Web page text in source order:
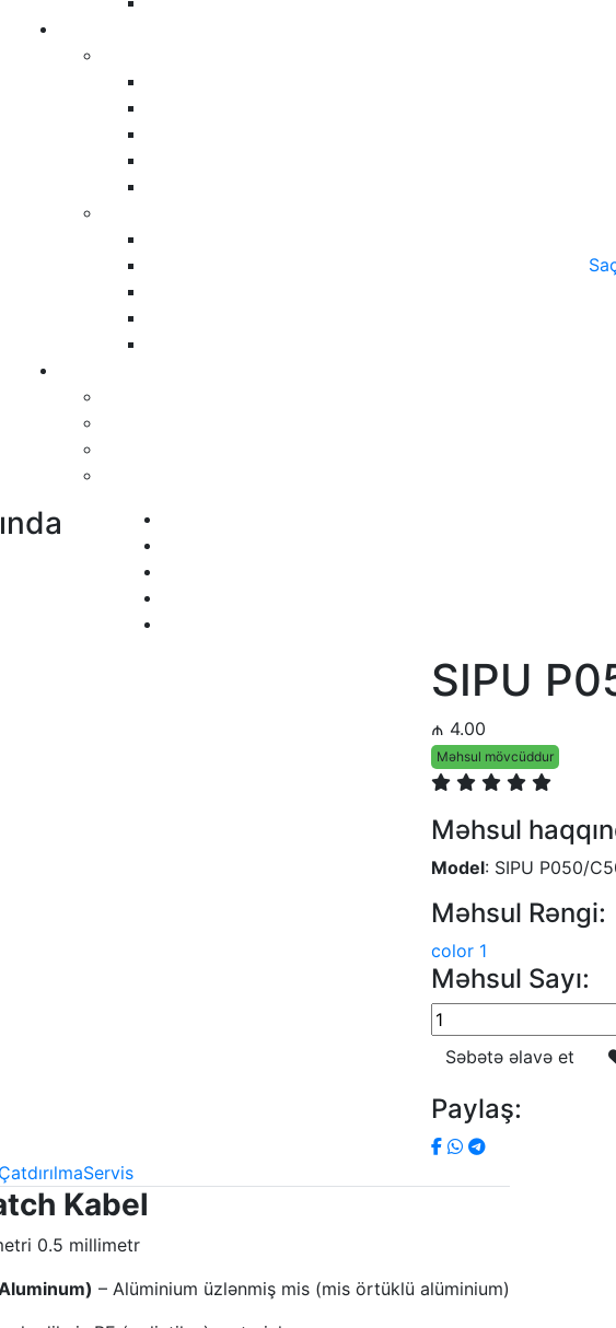
SIPU
₼ 4.00
Məhsul mövcüddur
Məhsul
Model: SIPU P050/
Məhsul Rəngi:
color 1
Məhsul Sayı:
Səbətə əlavə et
Paylaş:
ÇatdırılmaServis
Kabel
0.5 millimetr
– Alüminium üzlənmiş mis (mis örtüklü alüminium)